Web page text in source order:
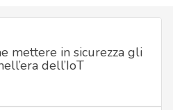
mettere in sicurezza gli
dell’IoT